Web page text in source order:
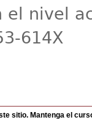
el nivel
614X
sitio. Mantenga el